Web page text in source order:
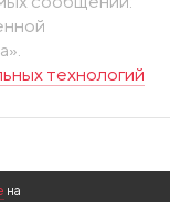
технологий
на